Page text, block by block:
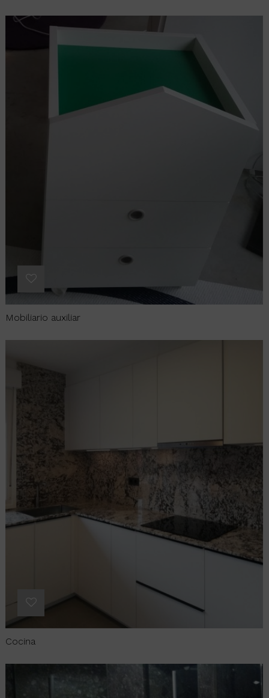
Mobiliario auxiliar
Cocina